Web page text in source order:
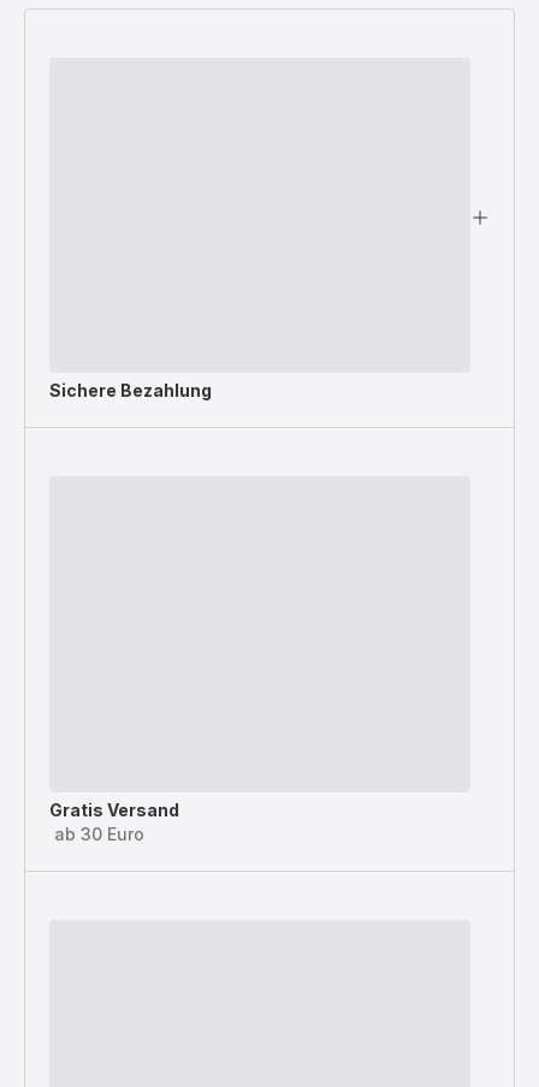
Sichere Bezahlung
Gratis Versand
ab 30 Euro